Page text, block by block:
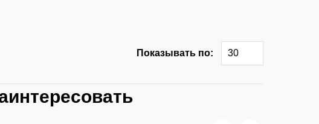
Показывать по: 30